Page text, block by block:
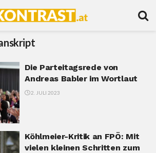
Die Parteitagsrede von
Andreas Babler im Wortlaut
2. JULI 2023
Köhlmeier-Kritik an FPÖ: Mit
vielen kleinen Schritten zum